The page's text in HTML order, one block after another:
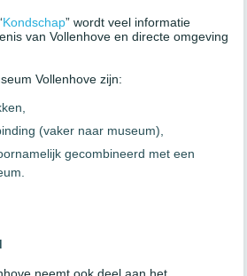
Kondschap” wordt veel informatie
van Vollenhove en directe omgeving
Vollenhove zijn:
(vaker naar museum),
gecombineerd met een